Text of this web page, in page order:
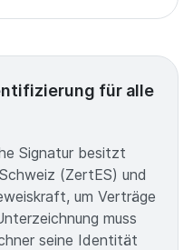
für alle
Signatur besitzt
(ZertES) und
um Verträge
muss
seine Identität